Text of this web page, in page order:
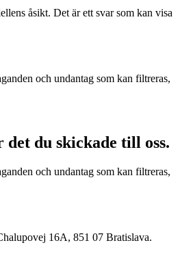
åsikt. Det är ett svar som kan visa
och undantag som kan filtreras,
du skickade till oss.
och undantag som kan filtreras,
16A, 851 07 Bratislava.